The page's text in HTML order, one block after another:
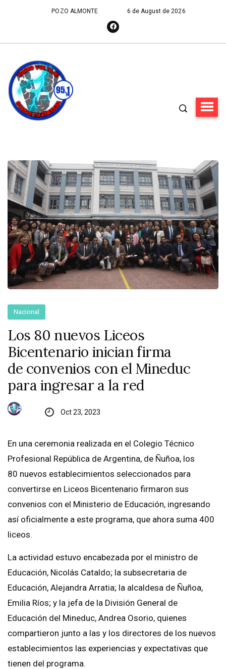
POZO ALMONTE 6 de August de 2026
Nacional
Los 80 nuevos Liceos
Bicentenario inician firma
de convenios con el Mineduc
para ingresar a la red
Oct 23, 2023
En una ceremonia realizada en el Colegio Técnico
Profesional República de Argentina, de Ñuñoa, los
80 nuevos establecimientos seleccionados para
convertirse en Liceos Bicentenario firmaron sus
convenios con el Ministerio de Educación, ingresando
así oficialmente a este programa, que ahora suma 400
liceos.
La actividad estuvo encabezada por el ministro de
Educación, Nicolás Cataldo; la subsecretaria de
Educación, Alejandra Arratia; la alcaldesa de Ñuñoa,
Emilia Ríos; y la jefa de la División General de
Educación del Mineduc, Andrea Osorio, quienes
compartieron junto a las y los directores de los nuevos
establecimientos las experiencias y expectativas que
tienen del programa.